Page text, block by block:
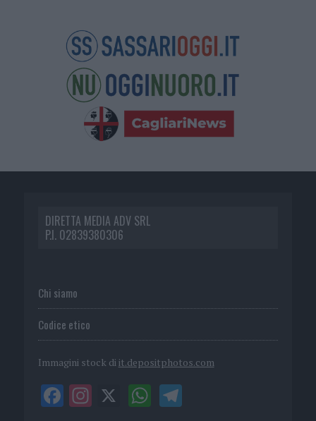
DIRETTA MEDIA ADV SRL
P.I. 02839380306
Chi siamo
Codice etico
Immagini stock di it.depositphotos.com